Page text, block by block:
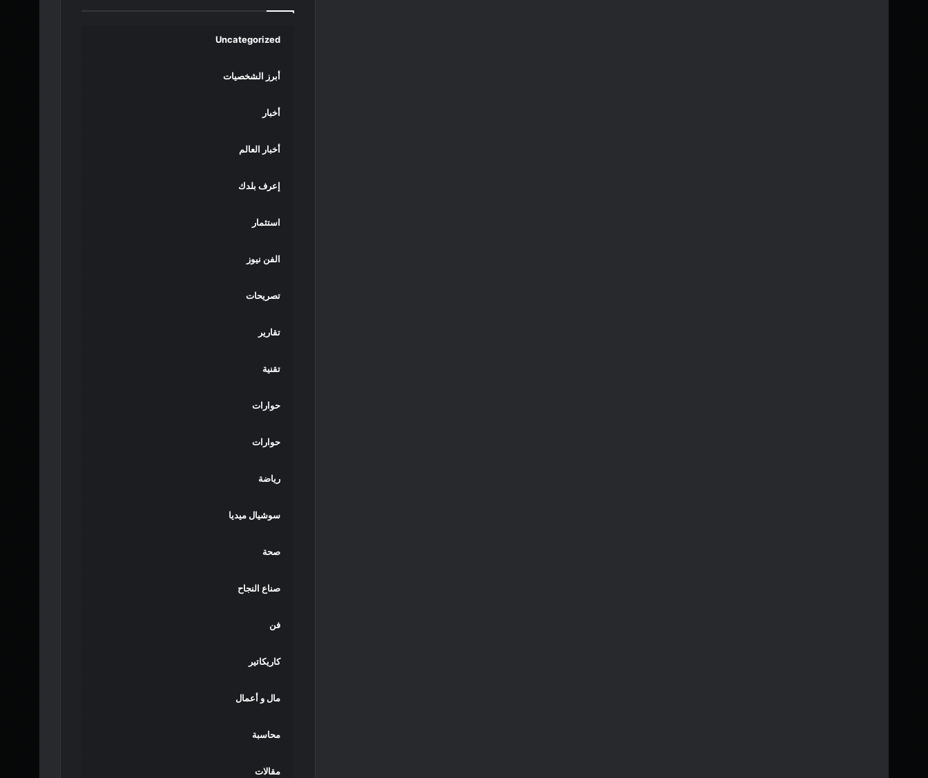
Uncategorized
أبرز الشخصيات
أخبار
أخبار العالم
إعرف بلدك
استثمار
الفن نيوز
تصريحات
تقارير
تقنية
حوارات
حوارات
رياضة
سوشيال ميديا
صحة
صناع النجاح
فن
كاريكاتير
مال و أعمال
محاسبة
مقالات